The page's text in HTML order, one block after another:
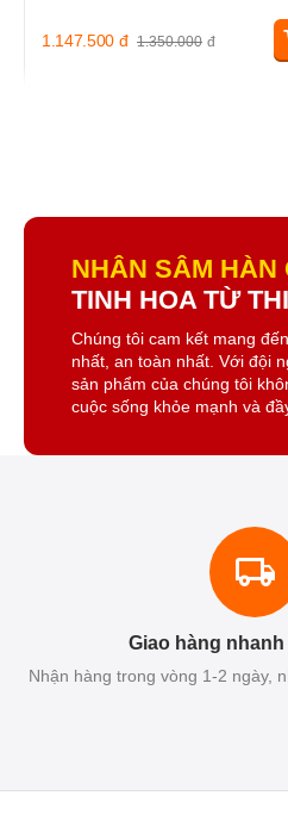
1.350.000 đ
1.147.500 đ
NHÂN SÂM HÀN
TINH HOA TỪ
Chúng tôi cam kết mang
nhất, an toàn nhất. Với đội
sản phẩm của chúng tôi
cuộc sống khỏe mạnh và
Giao hàng
Nhận hàng trong vòng 1-2 ngày,